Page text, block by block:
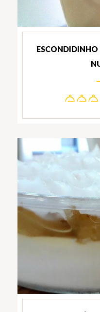
ESCONDIDINHO